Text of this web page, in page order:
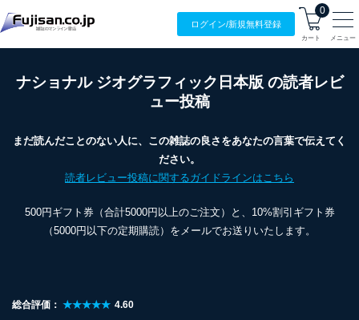
ログイン/新規無料登録
0
カート メニュー
ナショナル ジオグラフィック日本版 の読者レビ
ュー投稿
まだ読んだことのない人に、この雑誌の良さをあなたの言葉で伝えてく
ださい。
読者レビュー投稿に関するガイドラインはこちら
500円ギフト券（合計5000円以上のご注文）と、10%割引ギフト券
（5000円以下の定期購読）をメールでお送りいたします。
総合評価： ★★★★★ 4.60